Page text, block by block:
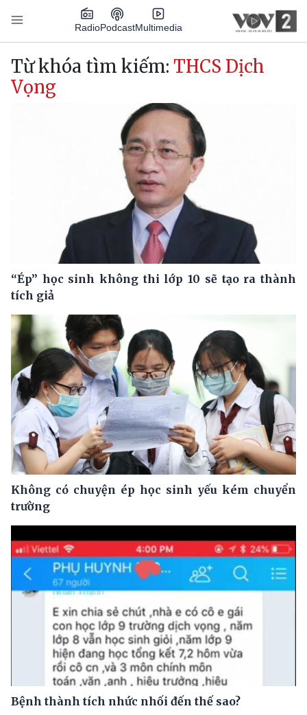
Nhảy đến nội dung
RadioPodcastMultimedia
Main navigation
Từ khóa tìm kiếm: THCS Dịch
Vọng
“Ép” học sinh không thi lớp 10 sẽ tạo ra thành
tích giả
Không có chuyện ép học sinh yếu kém chuyển
trường
Bệnh thành tích nhức nhối đến thế sao?